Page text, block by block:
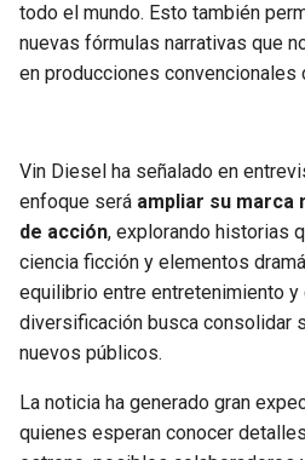
todo el mundo. Esto también
nuevas fórmulas narrativas que
en producciones convencionales
Vin Diesel ha señalado en
enfoque será ampliar su marca
de acción, explorando historias
ciencia ficción y elementos
equilibrio entre entretenimiento y
diversificación busca consolidar
nuevos públicos.
La noticia ha generado gran
quienes esperan conocer